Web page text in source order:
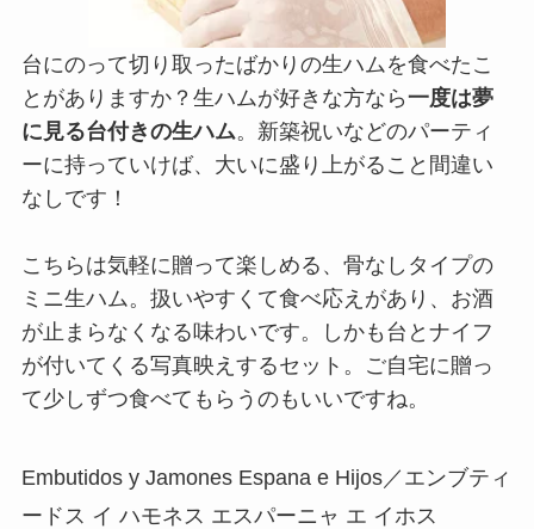
台にのって切り取ったばかりの生ハムを食べたこ
とがありますか？生ハムが好きな方なら一度は夢
に見る台付きの生ハム。新築祝いなどのパーティ
ーに持っていけば、大いに盛り上がること間違い
なしです！
こちらは気軽に贈って楽しめる、骨なしタイプの
ミニ生ハム。扱いやすくて食べ応えがあり、お酒
が止まらなくなる味わいです。しかも台とナイフ
が付いてくる写真映えするセット。ご自宅に贈っ
て少しずつ食べてもらうのもいいですね。
Embutidos y Jamones Espana e Hijos／エンブティ
ードス イ ハモネス エスパーニャ エ イホス